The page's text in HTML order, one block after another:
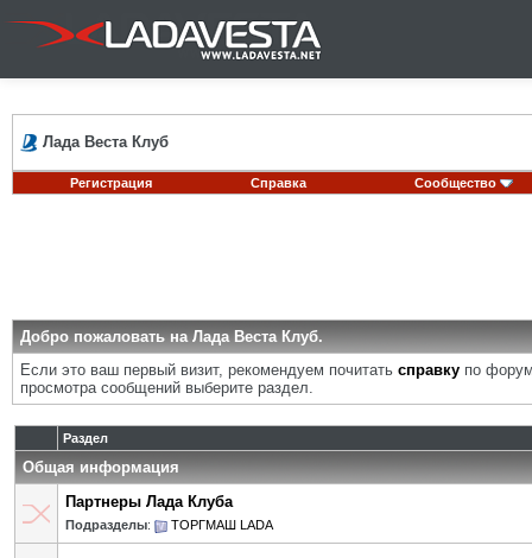
Лада Веста Клуб
Регистрация Справка Сообщество
Добро пожаловать на Лада Веста Клуб.
Если это ваш первый визит, рекомендуем почитать справку по
просмотра сообщений выберите раздел.
Раздел
Общая информация
Партнеры Лада Клуба
Подразделы: ТОРГМАШ LADA